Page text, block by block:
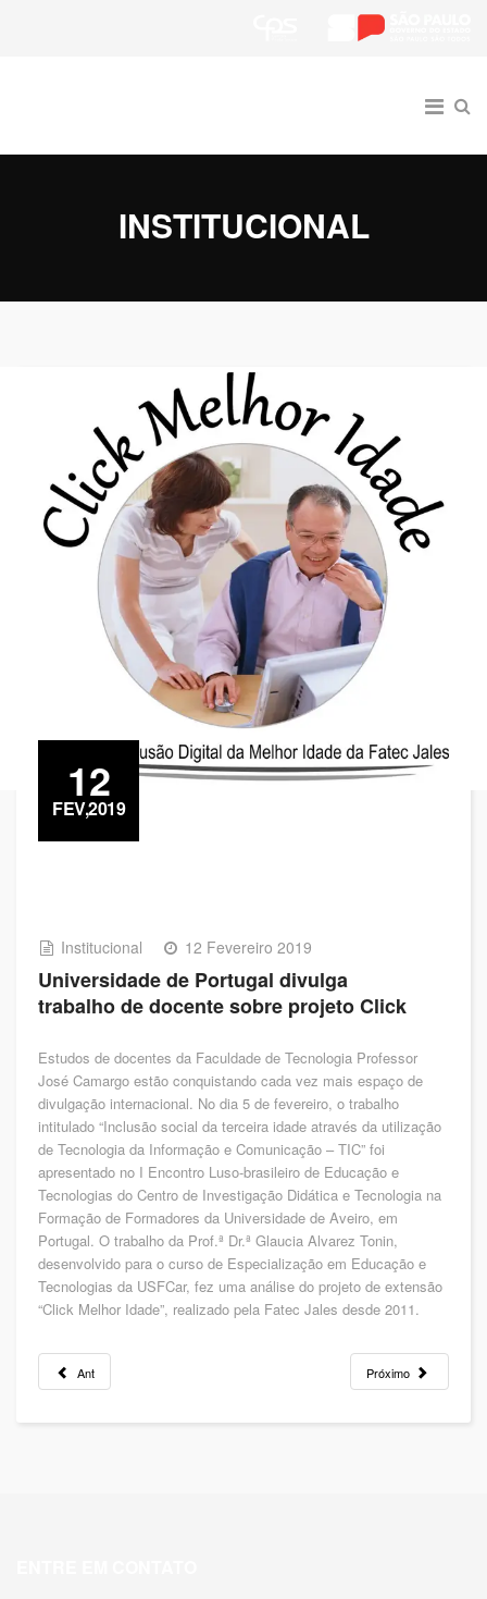
INSTITUCIONAL
12
FEV,2019
Institucional 12 Fevereiro 2019
Universidade de Portugal divulga
trabalho de docente sobre projeto Click
Estudos de docentes da Faculdade de Tecnologia Professor
José Camargo estão conquistando cada vez mais espaço de
divulgação internacional. No dia 5 de fevereiro, o trabalho
intitulado “Inclusão social da terceira idade através da utilização
de Tecnologia da Informação e Comunicação – TIC” foi
apresentado no I Encontro Luso-brasileiro de Educação e
Tecnologias do Centro de Investigação Didática e Tecnologia na
Formação de Formadores da Universidade de Aveiro, em
Portugal. O trabalho da Prof.ª Dr.ª Glaucia Alvarez Tonin,
desenvolvido para o curso de Especialização em Educação e
Tecnologias da USFCar, fez uma análise do projeto de extensão
“Click Melhor Idade”, realizado pela Fatec Jales desde 2011.
Ant Próximo